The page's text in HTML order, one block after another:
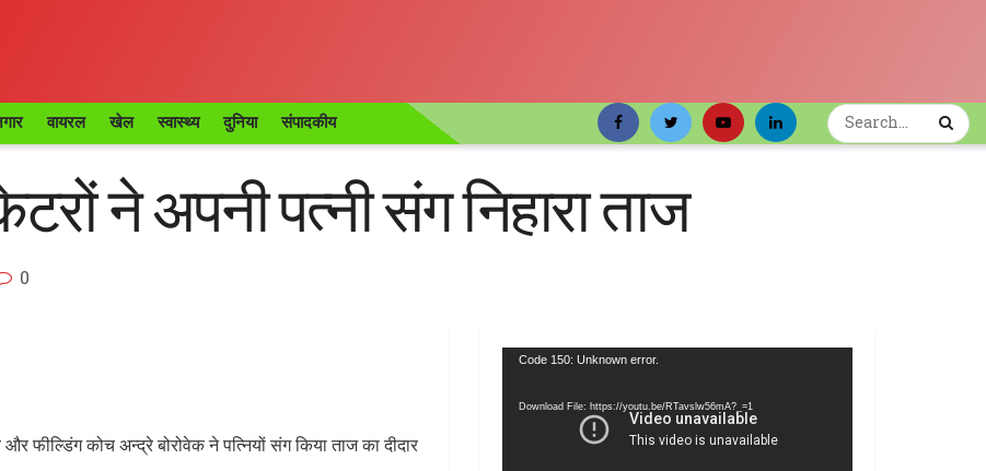
वायरल खेल स्वास्थ्य दुनिया संपादकीय
ने अपनी पत्नी संग निहारा ताज
0
फील्डिंग कोच अन्द्रे बोरोवेक ने पत्नियों संग किया ताज का दीदार
Video
Code 150: Unknown error.
Download File: https://youtu.be/RTavslw56mA?_=1